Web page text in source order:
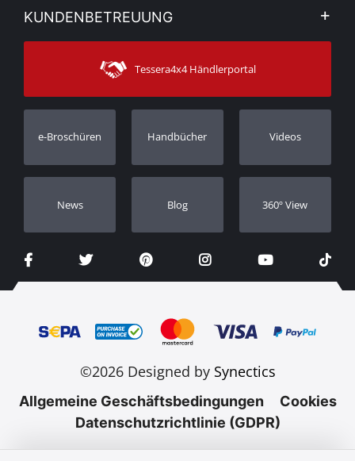
Sehen Sie unsere Nachrichten
Sitemap
Mein Konto
Versandarten
KUNDENBETREUUNG
Kontakt
Kundendienst
Bestellung verfolgen
Händler
Tessera4x4 Händlerportal
e-Broschüren Handbücher Videos
Νews Blog 360º View
©2026 Designed by Synectics
Allgemeine Geschäftsbedingungen
Cookies
Datenschutzrichtlinie (GDPR)